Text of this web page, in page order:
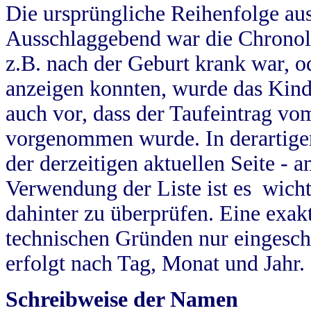
Die ursprüngliche Reihenfolge
Ausschlaggebend war die
z.B. nach der Geburt krank war,
anzeigen konnten, wurde das
auch vor, dass der Taufeintrag
vorgenommen wurde. In
der derzeitigen aktuellen Seite -
Verwendung der Liste ist es
dahinter zu überprüfen. Eine
technischen Gründen nur
erfolgt nach Tag, Monat und Jahr.
Schreibweise der Namen